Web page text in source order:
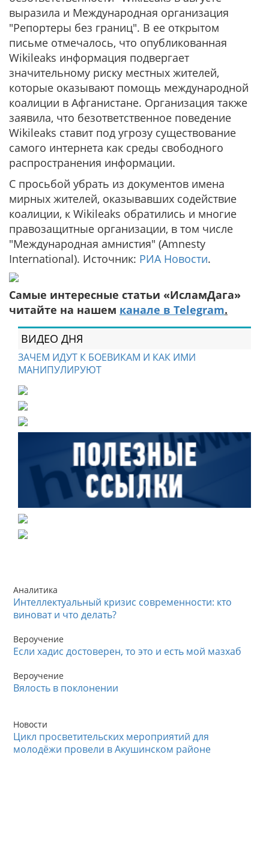
выразила и Международная организация
"Репортеры без границ". В ее открытом
письме отмечалось, что опубликованная
Wikileaks информация подвергает
значительному риску местных жителей,
которые оказывают помощь международной
коалиции в Афганистане. Организация также
заявила, что безответственное поведение
Wikileaks ставит под угрозу существование
самого интернета как среды свободного
распространения информации.
С просьбой убрать из документов имена
мирных жителей, оказывавших содействие
коалиции, к Wikileaks обратились и многие
правозащитные организации, в том числе
"Международная амнистия" (Amnesty
International). Источник: РИА Новости.
Самые интересные статьи «ИсламДага»
читайте на нашем канале в Telegram.
ВИДЕО ДНЯ
ЗАЧЕМ ИДУТ К БОЕВИКАМ И КАК ИМИ
МАНИПУЛИРУЮТ
Аналитика
Интеллектуальный кризис современности: кто
виноват и что делать?
Вероучение
Если хадис достоверен, то это и есть мой мазхаб
Вероучение
Вялость в поклонении
Новости
Цикл просветительских мероприятий для
молодёжи провели в Акушинском районе